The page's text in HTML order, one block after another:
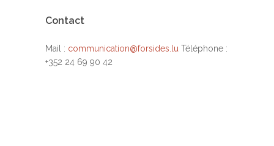
Contact
Mail : communication@forsides.lu Téléphone :
+352 24 69 90 42